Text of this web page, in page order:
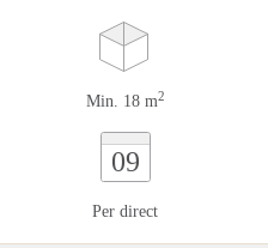
Min. 18 m2
09
Per direct